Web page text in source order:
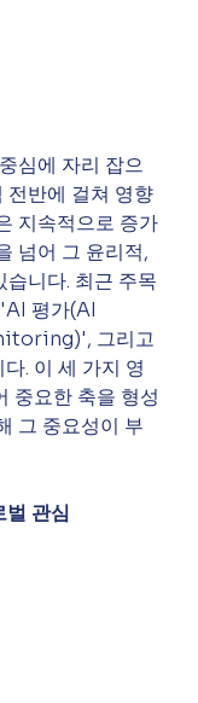
심에 자리 잡으
전반에 걸쳐 영향
지속적으로 증가
넘어 그 윤리적,
니다. 최근 주목
평가(AI
그리고
. 이 세 가지 영
중요한 축을 형성
그 중요성이 부
관심